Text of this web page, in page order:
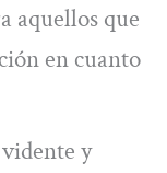
aquellos que
en cuanto
y